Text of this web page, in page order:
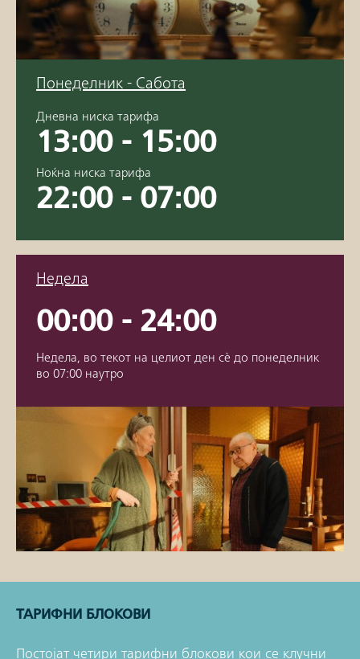
Понеделник - Сабота
Дневна ниска тарифа
13:00 - 15:00
Ноќна ниска тарифа
22:00 - 07:00
Недела
00:00 - 24:00
Недела, во текот на целиот ден сè до понеделник
во 07:00 наутро
ТАРИФНИ БЛОКОВИ
Постојат четири тарифни блокови кои се клучни